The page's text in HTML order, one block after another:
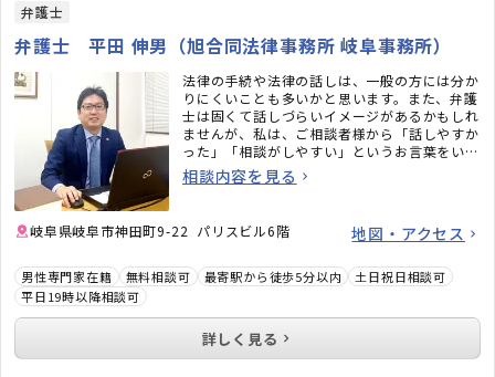
弁護士
弁護士 平田 伸男（旭合同法律事務所 岐阜事務所）
法律の手続や法律の話しは、一般の方には分か
りにくいことも多いかと思います。また、弁護
士は固くて話しづらいイメージがあるかもしれ
ませんが、私は、ご相談者様から「話しやすか
った」「相談がしやすい」というお言葉をいた
だいています。常にご相談者様の目線に立ち、
分かりやすい説明と、納得できる解決を心掛け
談ください。
相談内容を見る
岐阜県岐阜市神田町9-22 パリスビル6階 地図・アクセス
男性専門家在籍 無料相談可 最寄駅から徒歩5分以内
土日祝日相談可
平日19時以降相談可
詳しく見る